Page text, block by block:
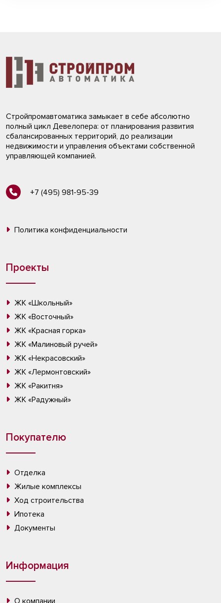
Стройпромавтоматика замыкает в себе абсолютно
полный цикл Девелопера: от планирования развития
сбалансированных территорий, до реализации
недвижимости и управления объектами собственной
управляющей компанией.
+7 (495) 981-95-39
Политика конфиденциальности
Проекты
ЖК «Школьный»
ЖК «Восточный»
ЖК «Красная горка»
ЖК «Малиновый ручей»
ЖК «Некрасовский»
ЖК «Лермонтовский»
ЖК «Ракитня»
ЖК «Радужный»
Покупателю
Отделка
Жилые комплексы
Ход строительства
Ипотека
Документы
Информация
О компании